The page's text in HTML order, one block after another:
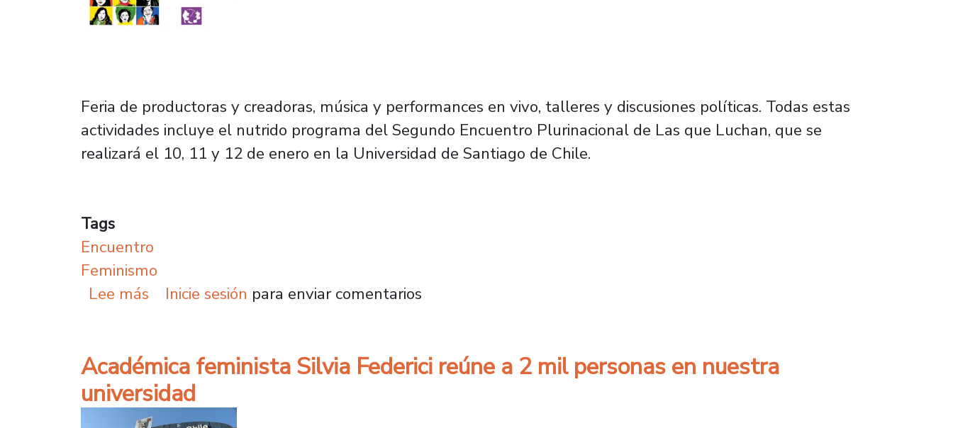
Feria de productoras y creadoras, música y performances en vivo, talleres y discusiones políticas. Todas estas
actividades incluye el nutrido programa del Segundo Encuentro Plurinacional de Las que Luchan, que se
realizará el 10, 11 y 12 de enero en la Universidad de Santiago de Chile.
Tags
Encuentro
Feminismo
Lee más sobre Universidad de Santiago será sede del II Encuentro Plurinacional de Las que Luchan 2020
Inicie sesión para enviar comentarios
Académica feminista Silvia Federici reúne a 2 mil personas en nuestra
universidad